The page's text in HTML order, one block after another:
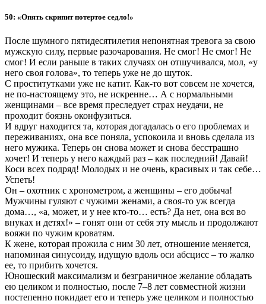
50: «Опять скрипит потертое седло!»
После шумного пятидесятилетия непонятная тревога за свою
мужскую силу, первые разочарования. Не смог! Не смог! Не
смог! И если раньше в таких случаях он отшучивался, мол, «у
него своя голова», то теперь уже не до шуток.
С проститутками уже не катит. Как-то вот совсем не хочется,
не по-настоящему это, не искренне… А с нормальными
женщинами – все время преследует страх неудачи, не
проходит боязнь оконфузиться.
И вдруг находится та, которая догадалась о его проблемах и
переживаниях, она все поняла, успокоила и вновь сделала из
него мужика. Теперь он снова может и снова бесстрашно
хочет! И теперь у него каждый раз – как последний! Давай!
Коси всех подряд! Молодых и не очень, красивых и так себе…
Успеть!
Он – охотник с хронометром, а женщины – его добыча!
Мужчины гуляют с чужими женами, а своя-то уж всегда
дома…, «а, может, и у нее кто-то… есть? Да нет, она вся во
внуках и детях!» – гонят они от себя эту мысль и продолжают
вояжи по чужим кроватям.
К жене, которая прожила с ним 30 лет, отношение меняется,
напоминая синусоиду, идущую вдоль оси абсцисс – то жалко
ее, то прибить хочется.
Юношеский максимализм и безграничное желание обладать
ею целиком и полностью, после 7–8 лет совместной жизни
постепенно покидает его и теперь уже целиком и полностью